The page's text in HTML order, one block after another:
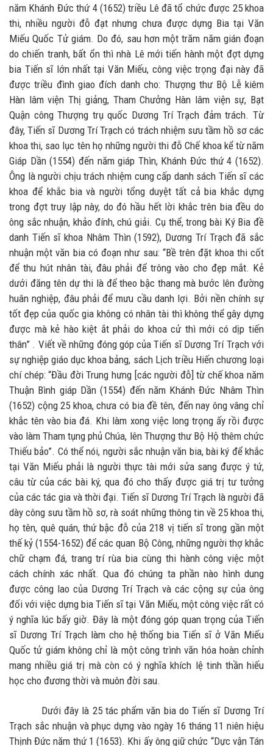
năm Khánh Đức thứ 4 (1652) triều Lê đã tổ chức được 25 khoa
thi, nhiều người đỗ đạt nhưng chưa được dựng Bia tại Văn
Miếu Quốc Tử giám. Do đó, sau hơn một trăm năm gián đoạn
do chiến tranh, bất ổn thì nhà Lê mới tiến hành một đợt dựng
bia Tiến sĩ lớn nhất tại Văn Miếu, công việc trọng đại này đã
được triều đình giao đích danh cho: Thượng thư Bộ Lễ kiêm
Hàn lâm viện Thị giảng, Tham Chưởng Hàn lâm viện sự, Bạt
Quận công Thượng trụ quốc Dương Trí Trạch đảm trách. Từ
đây, Tiến sĩ Dương Trí Trạch có trách nhiệm sưu tầm hồ sơ các
khoa thi, sao lục tên họ những người thi đỗ Chế khoa kể từ năm
Giáp Dần (1554) đến năm giáp Thìn, Khánh Đức thứ 4 (1652).
Ông là người chịu trách nhiệm cung cấp danh sách Tiến sĩ các
khoa để khắc bia và người tổng duyệt tất cả bia khắc dựng
trong đợt truy lập này, do đó hầu hết lời khắc trên bia đều do
ông sắc nhuận, khảo đính, chú giải. Cụ thể, trong bài Ký Bia đề
danh Tiến sĩ khoa Nhâm Thìn (1592), Dương Trí Trạch đã sắc
nhuận một văn bia có đoạn như sau: “Bề trên đặt khoa thi cốt
để thu hút nhân tài, đâu phải để trông vào cho đẹp mắt. Kẻ
dưới đăng tên dự thi là để theo bậc thang mà bước lên đường
huân nghiệp, đâu phải để mưu cầu danh lợi. Bởi nền chính sự
tốt đẹp của quốc gia không có nhân tài thì không thể gây dựng
được mà kẻ hào kiệt ắt phải do khoa cử thì mới có dịp tiến
thân” . Viết về những đóng góp của Tiến sĩ Dương Trí Trạch với
sự nghiệp giáo dục khoa bảng, sách Lịch triều Hiến chương loại
chí chép: “Đầu đời Trung hưng [các người đỗ] từ chế khoa năm
Thuận Bình giáp Dần (1554) đến năm Khánh Đức Nhâm Thìn
(1652) cộng 25 khoa, chưa có bia đề tên, đến nay ông vâng chỉ
khắc tên vào bia đá. Khi làm xong việc long trọng ấy rồi được
vào làm Tham tụng phủ Chúa, lên Thượng thư Bộ Hộ thêm chức
Thiếu bảo”. Có thể nói, người sắc nhuận văn bia, bài ký để khắc
tại Văn Miếu phải là người thực tài mới sửa sang được ý tứ,
câu từ của các bài ký, qua đó cho thấy được giá trị tư tưởng
của các tác gia và thời đại. Tiến sĩ Dương Trí Trạch là người đã
dày công sưu tầm hồ sơ, rà soát những thông tin về 25 khoa thi,
họ tên, quê quán, thứ bậc đỗ của 218 vị tiến sĩ trong gần một
thế kỷ (1554-1652) để các quan Bộ Công, những người thợ khắc
chữ chạm đá, trang trí rùa bia cùng thi hành công việc một
cách chính xác nhất. Qua đó chúng ta phần nào hình dung
được công lao của Dương Trí Trạch và các cộng sự của ông
đối với việc dựng bia Tiến sĩ tại Văn Miếu, một công việc rất có
ý nghĩa lúc bấy giờ. Đây là một đóng góp quan trọng của Tiến
sĩ Dương Trí Trạch làm cho hệ thống bia Tiến sĩ ở Văn Miếu
Quốc tử giám không chỉ là một công trình văn hóa hoàn chỉnh
mang nhiều giá trị mà còn có ý nghĩa khích lệ tinh thần hiếu
học cho đương thời và muôn đời sau.
Dưới đây là 25 tác phẩm văn bia do Tiến sĩ Dương Trí
Trạch sắc nhuận và phục dựng vào ngày 16 tháng 11 niên hiệu
Thịnh Đức năm thứ 1 (1653). Khi ấy ông giữ chức “Dực vận Tán